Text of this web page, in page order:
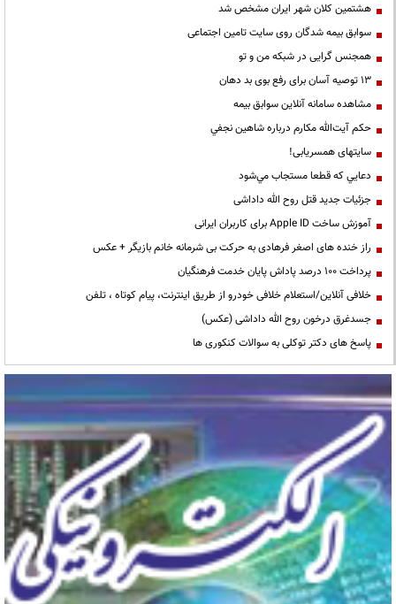
هشتمین کلان شهر ایران مشخص شد
سوابق بیمه شدگان روی سایت تامین اجتماعی
همجنس گرایی در شبکه من و تو
13 توصیه آسان برای رفع بوی بد دهان
مشاهده سامانه آنلاين سوابق بیمه
حكم آيت‌الله مكارم درباره شاهين نجفي
سایتهای همسریابی!
دعايي كه قطعا مستجاب مي‌شود
جزئیات جدید قتل روح الله داداشی
آموزش ساخت Apple ID برای کاربران ایرانی
راز خنده های اصغر فرهادی به حرکت بی شرمانه خانم بازیگر + عکس
پرداخت ۱۰۰ درصد پاداش پایان خدمت فرهنگیان
خلافی آنلاین/استعلام خلافی خودرو از طریق اینترنت، پیام کوتاه ، تلفن
جسدغرق درخون روح الله داداشی (عکس)
پاسخ های دکتر توکلی به سوالات کنکوری ها